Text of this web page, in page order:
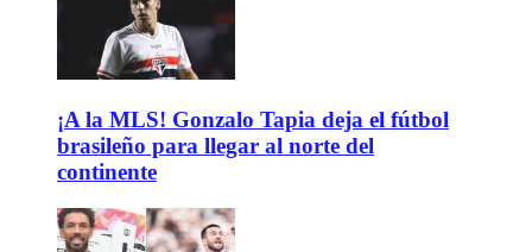
¡A la MLS! Gonzalo Tapia deja el fútbol
brasileño para llegar al norte del
continente